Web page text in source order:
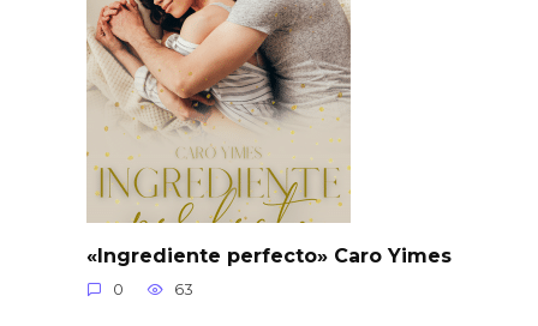
«Ingrediente perfecto» Caro Yimes
0 63